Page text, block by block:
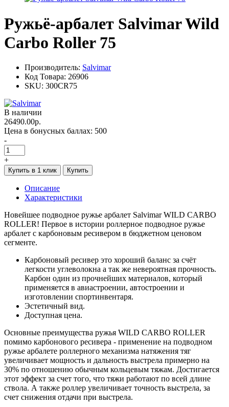
Ружьё-арбалет Salvimar Wild
Carbo Roller 75
Производитель: Salvimar
Код Товара: 26906
SKU: 300CR75
В наличии
26490.00р.
Цена в бонусных баллах: 500
-
+
Купить в 1 клик Купить
Описание
Характеристики
Новейшее подводное ружье арбалет Salvimar WILD CARBO
ROLLER! Первое в истории роллерное подводное ружье
арбалет с карбоновым ресивером в бюджетном ценовом
сегменте.
Карбоновый ресивер это хороший баланс за счёт
легкости углеволокна а так же невероятная прочность.
Карбон один из прочнейших материалов, который
применяется в авиастроении, автостроении и
изготовлении спортинвентаря.
Эстетичный вид.
Доступная цена.
Основные преимущества ружья WILD CARBO ROLLER
помимо карбонового ресивера - применение на подводном
ружье арбалете роллерного механизма натяжения тяг
увеличивает мощность и дальность выстрела примерно на
30% по отношению обычным кольцевым тяжам. Достигается
этот эффект за счет того, что тяжи работают по всей длине
ствола. А также роллер увеличивает точность выстрела, за
счет снижения отдачи при выстрела.